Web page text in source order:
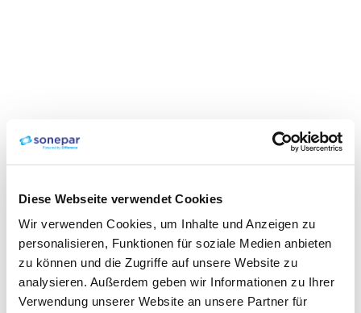
Diese Webseite verwendet Cookies
Wir verwenden Cookies, um Inhalte und Anzeigen zu
personalisieren, Funktionen für soziale Medien anbieten
zu können und die Zugriffe auf unsere Website zu
analysieren. Außerdem geben wir Informationen zu Ihrer
Verwendung unserer Website an unsere Partner für